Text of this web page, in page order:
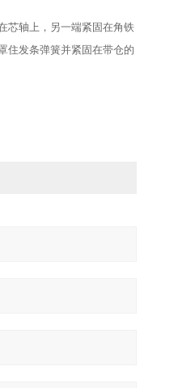
芯轴上，另一端紧固在角铁
住发条弹簧并紧固在带仓的